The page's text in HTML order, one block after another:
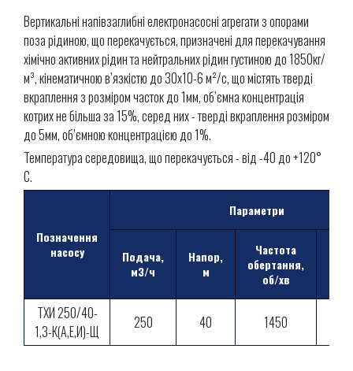
Вертикальні напівзаглибні електронасосні агрегати з опорами
поза рідиною, що перекачується, призначені для перекачування
хімічно активних рідин та нейтральних рідин густиною до 1850кг/
м³, кінематичною в’язкістю до 30х10-6 м²/с, що містять тверді
вкраплення з розміром часток до 1мм, об’ємна концентрація
котрих не більша за 15%, серед них - тверді вкраплення розміром
до 5мм, об’ємною концентрацією до 1%.
Температура середовища, що перекачується - від -40 до +120°
С.
Позначення
насосу
Параметри
Подача,
м3/ч
Напор,
м
Частота
обертання,
об/хв
ТХИ 250/40-
1,3-К(А,Е,И)-Щ
250 40 1450